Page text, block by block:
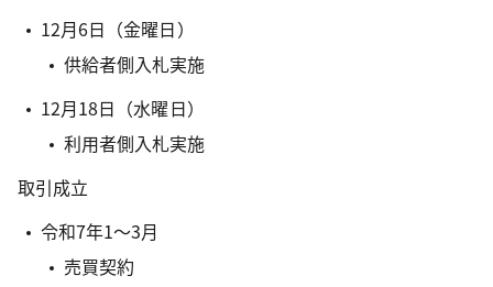
12月6日（金曜日）
供給者側入札実施
12月18日（水曜日）
利用者側入札実施
取引成立
令和7年1～3月
売買契約